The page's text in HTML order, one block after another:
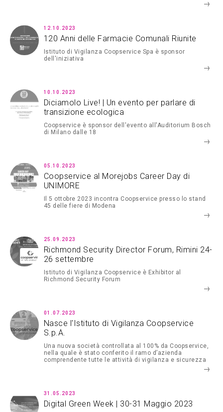
12.10.2023
120 Anni delle Farmacie Comunali Riunite
Istituto di Vigilanza Coopservice Spa è sponsor
dell'iniziativa
10.10.2023
Diciamolo Live! | Un evento per parlare di
transizione ecologica
Coopservice è sponsor dell'evento all'Auditorium Bosch
di Milano dalle 18
05.10.2023
Coopservice al Morejobs Career Day di
UNIMORE
Il 5 ottobre 2023 incontra Coopservice presso lo stand
45 delle fiere di Modena
25.09.2023
Richmond Security Director Forum, Rimini 24-
26 settembre
Istituto di Vigilanza Coopservice è Exhibitor al
Richmond Security Forum
01.07.2023
Nasce l'Istituto di Vigilanza Coopservice
S.p.A.
Una nuova società controllata al 100% da Coopservice,
nella quale è stato conferito il ramo d’azienda
comprendente tutte le attività di vigilanza e sicurezza
31.05.2023
Digital Green Week | 30-31 Maggio 2023